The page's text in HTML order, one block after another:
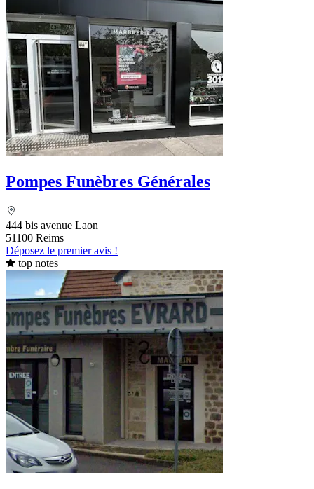
Pompes Funèbres Générales
444 bis avenue Laon
51100 Reims
Déposez le premier avis !
top notes